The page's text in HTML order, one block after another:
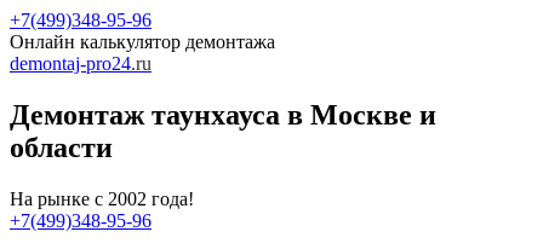
+7(499)348-95-96
Онлайн калькулятор демонтажа
demontaj-pro24.ru
Демонтаж таунхауса в Москве и
области
На рынке с 2002 года!
+7(499)348-95-96